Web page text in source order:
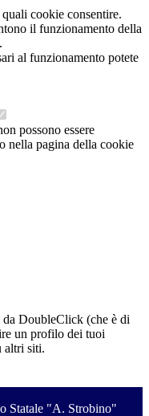
cookie consentire.
il funzionamento della
al funzionamento potete
possono essere
nella pagina della cookie
DoubleClick (che è di
un profilo dei tuoi
altri siti.
Statale "A. Strobino"